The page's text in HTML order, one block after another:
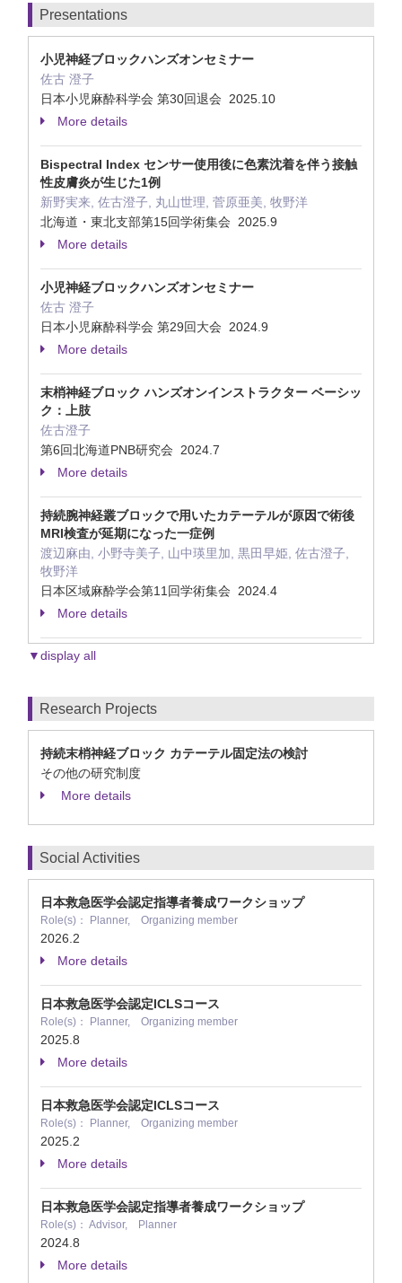
Presentations
小児神経ブロックハンズオンセミナー
佐古 澄子
日本小児麻酔科学会 第30回退会 2025.10
More details
Bispectral Index センサー使用後に色素沈着を伴う接触
性皮膚炎が生じた1例
新野実来, 佐古澄子, 丸山世理, 菅原亜美, 牧野洋
北海道・東北支部第15回学術集会 2025.9
More details
小児神経ブロックハンズオンセミナー
佐古 澄子
日本小児麻酔科学会 第29回大会 2024.9
More details
末梢神経ブロック ハンズオンインストラクター ベーシッ
ク：上肢
佐古澄子
第6回北海道PNB研究会 2024.7
More details
持続腕神経叢ブロックで用いたカテーテルが原因で術後
MRI検査が延期になった一症例
渡辺麻由, 小野寺美子, 山中瑛里加, 黒田早姫, 佐古澄子,
牧野洋
日本区域麻酔学会第11回学術集会 2024.4
More details
▼display all
Research Projects
持続末梢神経ブロック カテーテル固定法の検討
その他の研究制度
More details
Social Activities
日本救急医学会認定指導者養成ワークショップ
Role(s)： Planner, Organizing member
2026.2
More details
日本救急医学会認定ICLSコース
Role(s)： Planner, Organizing member
2025.8
More details
日本救急医学会認定ICLSコース
Role(s)： Planner, Organizing member
2025.2
More details
日本救急医学会認定指導者養成ワークショップ
Role(s)： Advisor, Planner
2024.8
More details